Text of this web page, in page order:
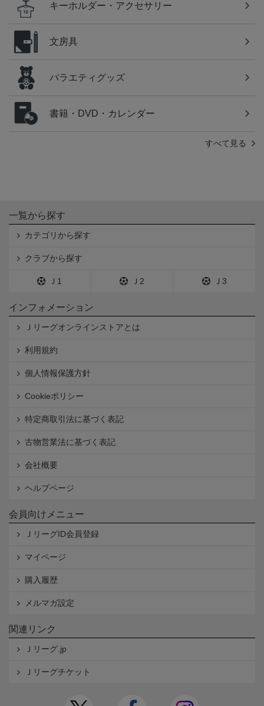
キーホルダー・アクセサリー
文房具
バラエティグッズ
書籍・DVD・カレンダー
すべて見る
一覧から探す
カテゴリから探す
クラブから探す
Ｊ1 Ｊ2 Ｊ3
インフォメーション
Ｊリーグオンラインストアとは
利用規約
個人情報保護方針
Cookieポリシー
特定商取引法に基づく表記
古物営業法に基づく表記
会社概要
ヘルプページ
会員向けメニュー
ＪリーグID会員登録
マイページ
購入履歴
メルマガ設定
関連リンク
Ｊリーグ.jp
Ｊリーグチケット